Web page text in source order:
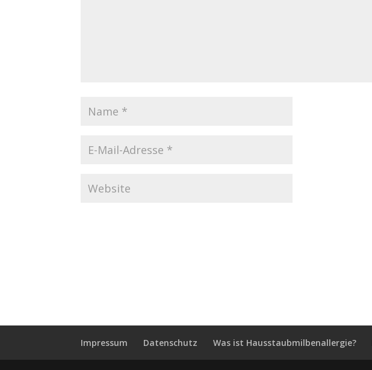
Impressum Datenschutz Was ist Hausstaubmilbenallergie?